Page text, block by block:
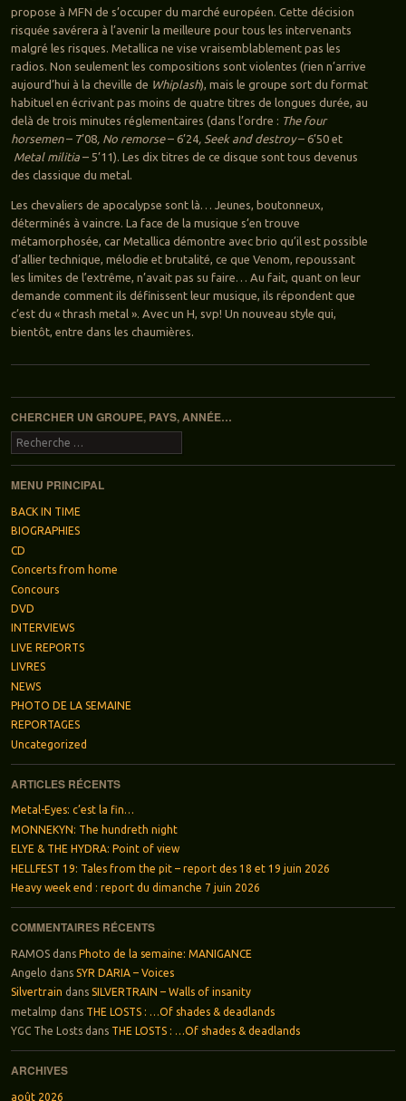
propose à MFN de s’occuper du marché européen. Cette décision
risquée savérera à l’avenir la meilleure pour tous les intervenants
malgré les risques. Metallica ne vise vraisemblablement pas les
radios. Non seulement les compositions sont violentes (rien n’arrive
aujourd’hui à la cheville de Whiplash), mais le groupe sort du format
habituel en écrivant pas moins de quatre titres de longues durée, au
delà de trois minutes réglementaires (dans l’ordre : The four
horsemen– 7’08, No remorse– 6’24, Seek and destroy– 6’50 et
Metal militia– 5’11). Les dix titres de ce disque sont tous devenus
des classique du metal.
Les chevaliers de apocalypse sont là… Jeunes, boutonneux,
déterminés à vaincre. La face de la musique s’en trouve
métamorphosée, car Metallica démontre avec brio qu’il est possible
d’allier technique, mélodie et brutalité, ce que Venom, repoussant
les limites de l’extrême, n’avait pas su faire… Au fait, quant on leur
demande comment ils définissent leur musique, ils répondent que
c’est du « thrash metal ». Avec un H, svp! Un nouveau style qui,
bientôt, entre dans les chaumières.
Navigation des articles
CHERCHER UN GROUPE, PAYS, ANNÉE…
Recherche
MENU PRINCIPAL
BACK IN TIME
BIOGRAPHIES
CD
Concerts from home
Concours
DVD
INTERVIEWS
LIVE REPORTS
LIVRES
NEWS
PHOTO DE LA SEMAINE
REPORTAGES
Uncategorized
ARTICLES RÉCENTS
Metal-Eyes: c’est la fin…
MONNEKYN: The hundreth night
ELYE & THE HYDRA: Point of view
HELLFEST 19: Tales from the pit – report des 18 et 19 juin 2026
Heavy week end : report du dimanche 7 juin 2026
COMMENTAIRES RÉCENTS
RAMOSdans Photo de la semaine: MANIGANCE
Angelo dans SYR DARIA – Voices
Silvertrain dans SILVERTRAIN – Walls of insanity
metalmp dans THE LOSTS : …Of shades & deadlands
YGC The Lostsdans THE LOSTS : …Of shades & deadlands
ARCHIVES
août 2026